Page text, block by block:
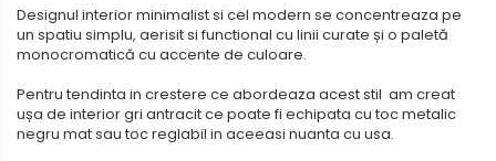
Designul interior minimalist si cel modern se concentreaza pe
un spatiu simplu, aerisit si functional cu linii curate și o paletă
monocromatică cu accente de culoare.
Pentru tendinta in crestere ce abordeaza acest stil am creat
ușa de interior gri antracit ce poate fi echipata cu toc metalic
negru mat sau toc reglabil in aceeasi nuanta cu usa.